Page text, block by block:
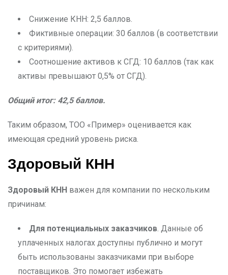
Снижение КНН: 2,5 баллов.
Фиктивные операции: 30 баллов (в соответствии
с критериями).
Соотношение активов к СГД: 10 баллов (так как
активы превышают 0,5% от СГД).
Общий итог: 42,5 баллов.
Таким образом, ТОО «Пример» оценивается как
имеющая средний уровень риска.
Здоровый КНН
Здоровый КНН важен для компании по нескольким
причинам:
Для потенциальных заказчиков. Данные об
уплаченных налогах доступны публично и могут
быть использованы заказчиками при выборе
поставщиков. Это помогает избежать